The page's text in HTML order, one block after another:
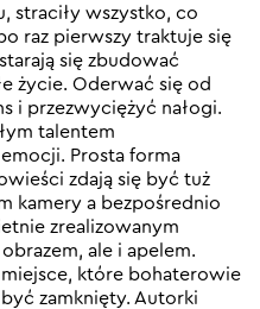
straciły wszystko, co
raz pierwszy traktuje się
się zbudować
życie. Oderwać się od
i przezwyciężyć nałogi.
talentem
Prosta forma
zdają się być tuż
kamery a bezpośrednio
zrealizowanym
ale i apelem.
które bohaterowie
zamknięty. Autorki